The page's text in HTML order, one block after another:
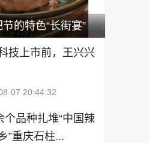
的特色“长街宴”
技上市前，王兴兴
07 20:44:32
个品种扎堆“中国辣
”重庆石柱...